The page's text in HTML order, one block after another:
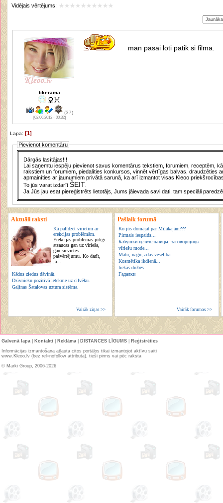
Vidējais vērtējums:
tikerama
(37)
[02.06.2012 - 00:32]
man pasai loti patik si filma.
Lapa: [1]
Pievienot komentāru
Dārgās lasītājas!!!
Lai saņemtu iespēju pievienot savus komentārus tekstiem, forumiem, receptēm,
rakstiem un forumiem, piedalīties konkursos, vinnēt vērtīgas balvas, draudzēties
apmainīties ar jaunumiem privātā sarunā, ka arī izmantot visas Kleoo
To jūs varat izdarītŠEIT
Ja Jūs jau esat piereģistrēts lietotājs, Jums jāievada savi dati, tam speciāli
Aktuāli raksti
Kā palīdzēt vīrietim ar
erekcijas problēmām.
Erekcijas problēmas jūtīgi
atsaucas gan uz vīrieša,
gan sievietes
pašvērtējumu. Ko darīt,
ja...
Kādus ziedus dāvināt.
Dzīvnieku pozitīvā ietekme uz cilvēku.
Gaļinas Šatalovas uztura sistēma.
Vairāk ziņas >>
Pašlaik forumā
Ko jūs domājat par Mīļākajām???
Pirmais iespaids...
Бабушки-целительницы, заговорщицы
vīriešu mode...
Matu, nagu, ādas veselībai
Kosmētika ikdienā...
liekās drēbes
Гадалки
Vairāk forumos >>
Galvenā lapa Kontakti Reklāma DISTANCES LĪGUMS
Reģistrēties
Informācijas izmantošana atļauta citos portālos tikai izmantojot aktīvu saiti
www.Kleoo.lv (bez rel=nofollow attributa), tieši pirms vai pēc raksta
© Marki Group, 2006-2026